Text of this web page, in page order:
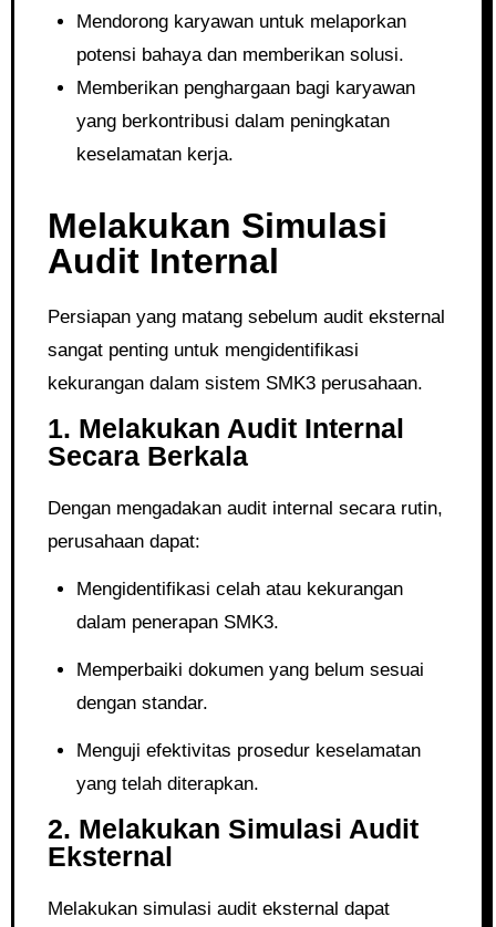
Mendorong karyawan untuk melaporkan
potensi bahaya dan memberikan solusi.
Memberikan penghargaan bagi karyawan
yang berkontribusi dalam peningkatan
keselamatan kerja.
Melakukan Simulasi
Audit Internal
Persiapan yang matang sebelum audit eksternal
sangat penting untuk mengidentifikasi
kekurangan dalam sistem SMK3 perusahaan.
1. Melakukan Audit Internal
Secara Berkala
Dengan mengadakan audit internal secara rutin,
perusahaan dapat:
Mengidentifikasi celah atau kekurangan
dalam penerapan SMK3.
Memperbaiki dokumen yang belum sesuai
dengan standar.
Menguji efektivitas prosedur keselamatan
yang telah diterapkan.
2. Melakukan Simulasi Audit
Eksternal
Melakukan simulasi audit eksternal dapat